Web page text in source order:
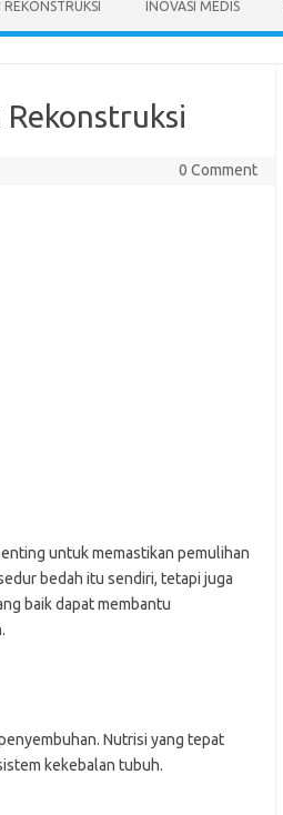
INOVASI MEDIS
0 Comment
untuk memastikan pemulihan
bedah itu sendiri, tetapi juga
baik dapat membantu
Nutrisi yang tepat
kekebalan tubuh.